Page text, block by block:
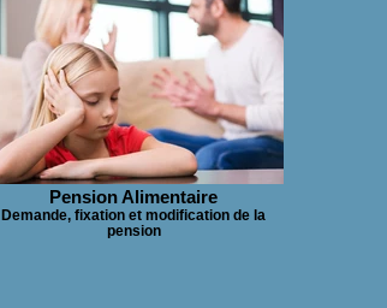
Pension Alimentaire
Demande, fixation et modification de la
pension